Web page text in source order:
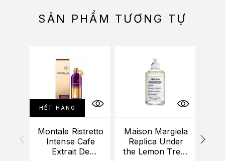
SẢN PHẨM TƯƠNG TỰ
HẾT HÀNG
Montale Ristretto
Intense Cafe
Extrait De
Maison Margiela
Replica Under
the Lemon Trees